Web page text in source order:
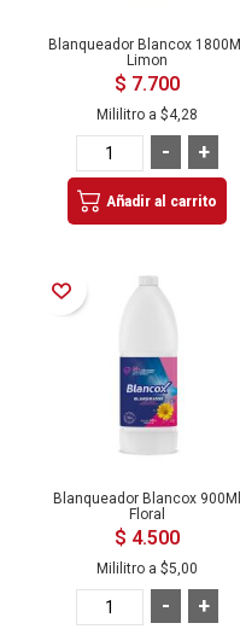
Blanqueador Blancox 1800Ml
Limon
$ 7.700
Mililitro a $4,28
+
-
Añadir al carrito
Añadir a la Lista de Deseos
Blanqueador Blancox 900Ml
Floral
$ 4.500
Mililitro a $5,00
+
-